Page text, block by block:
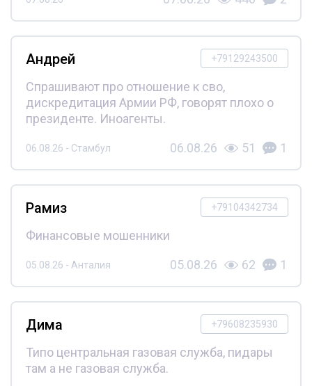
+79129243500
Андрей
Спрашивают про отношение к сво,
дискредитация Армии РФ, говорят плохо о
президенте. Иноагенты.
06.08.26 - Стамбул 06.08.26 51 1
+79104342734
Рамиз
Финансовые мошенники
05.08.26 - Анталия 05.08.26 62 1
+79608235930
Дима
Типо центральная газовая служба, пидары
там а не газовая служба.